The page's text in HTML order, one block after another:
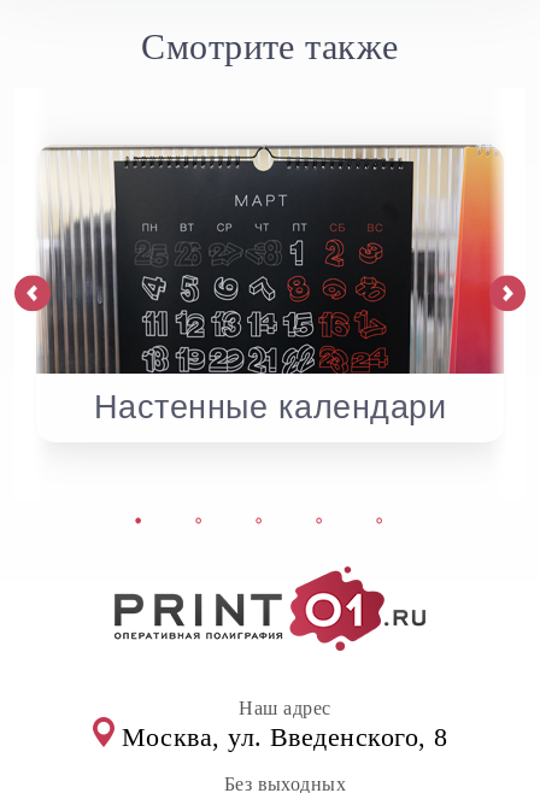
Cмотрите также
Настенные календари
Наш адрес
Москва, ул. Введенского, 8
Без выходных